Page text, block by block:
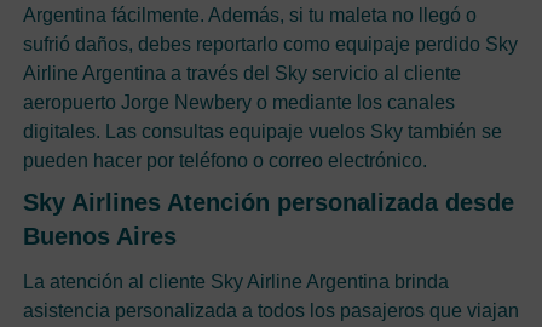
Argentina fácilmente. Además, si tu maleta no llegó o
sufrió daños, debes reportarlo como equipaje perdido Sky
Airline Argentina a través del Sky servicio al cliente
aeropuerto Jorge Newbery o mediante los canales
digitales. Las consultas equipaje vuelos Sky también se
pueden hacer por teléfono o correo electrónico.
Sky Airlines Atención personalizada desde
Buenos Aires
La atención al cliente Sky Airline Argentina brinda
asistencia personalizada a todos los pasajeros que viajan